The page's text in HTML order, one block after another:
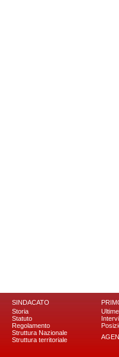
SINDACATO
Storia
Statuto
Regolamento
Struttura Nazionale
Struttura territoriale